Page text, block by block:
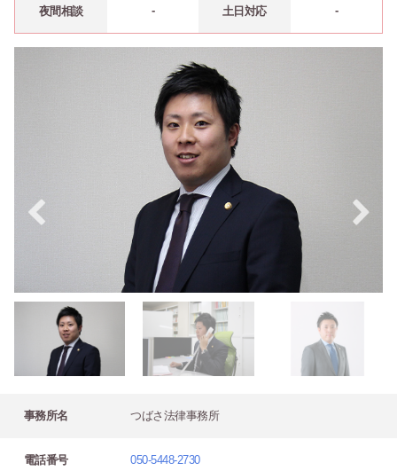
夜間相談 - 土日対応 -
事務所名 つばさ法律事務所
電話番号 050-5448-2730